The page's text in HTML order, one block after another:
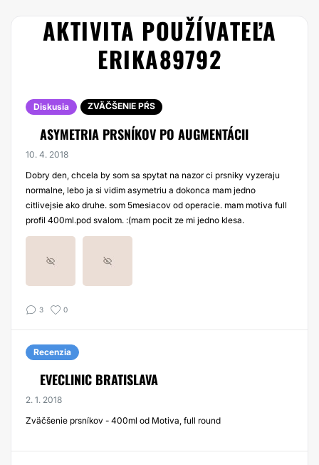
AKTIVITA POUŽÍVATEĽA
ERIKA89792
Diskusia ZVÄČŠENIE PŔS
ASYMETRIA PRSNÍKOV PO AUGMENTÁCII
10. 4. 2018
Dobry den, chcela by som sa spytat na nazor ci prsniky vyzeraju
normalne, lebo ja si vidim asymetriu a dokonca mam jedno
citlivejsie ako druhe. som 5mesiacov od operacie. mam motiva full
profil 400ml.pod svalom. :(mam pocit ze mi jedno klesa.
3 0
Recenzia
EVECLINIC BRATISLAVA
2. 1. 2018
Zväčšenie prsníkov - 400ml od Motiva, full round